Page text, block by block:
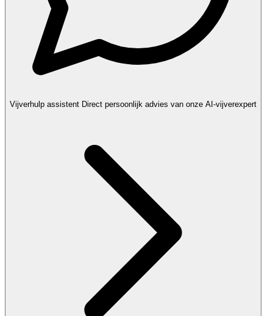
Vijverhulp assistent Direct persoonlijk advies van onze AI-vijverexpert